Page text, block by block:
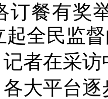
订餐有奖
起全民监
者在采
各大平台